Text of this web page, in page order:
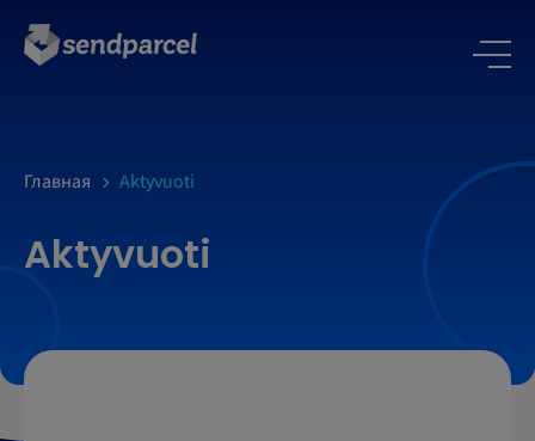
Главная Aktyvuoti
Aktyvuoti